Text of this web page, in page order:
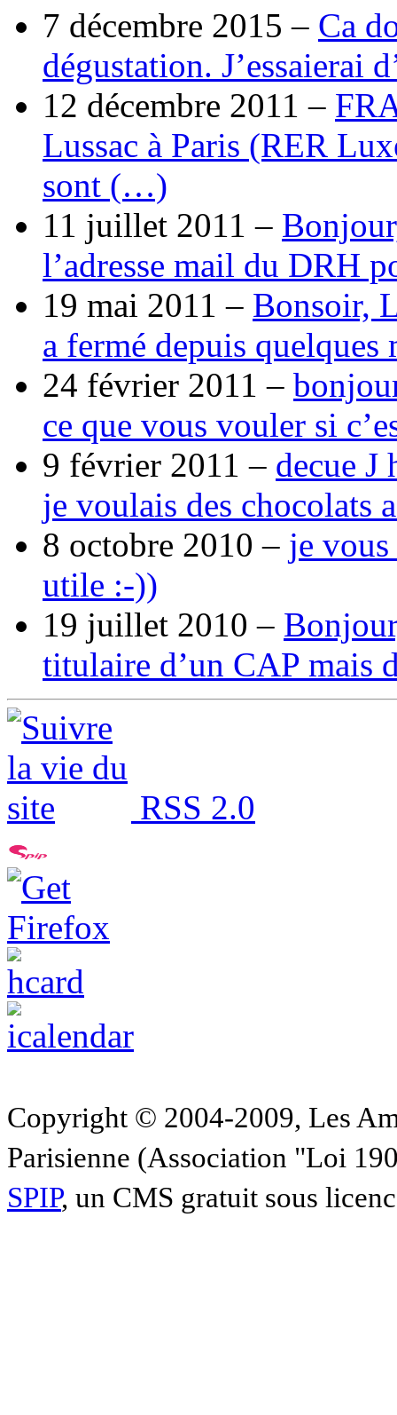
7 décembre 2015 – Ca
dégustation. J’essaierai
12 décembre 2011 –
Lussac à Paris (RER
sont (…)
11 juillet 2011 –
l’adresse mail du DRH
19 mai 2011 – Bonsoir,
a fermé depuis
24 février 2011 –
ce que vous vouler si
9 février 2011 – decue J
je voulais des chocolats
8 octobre 2010 – je
utile :-))
19 juillet 2010 –
titulaire d’un CAP mais
RSS 2.0
Copyright © 2004-2009, Les
Parisienne (Association "Loi
SPIP, un CMS gratuit sous